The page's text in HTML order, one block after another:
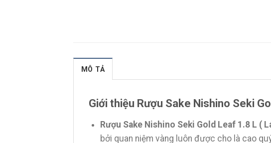
MÔ TẢ
Giới thiệu Rượu Sake Nishino Seki
Rượu Sake Nishino Seki Gold Leaf 1.8 L (
bởi quan niệm vàng luôn được cho là cao